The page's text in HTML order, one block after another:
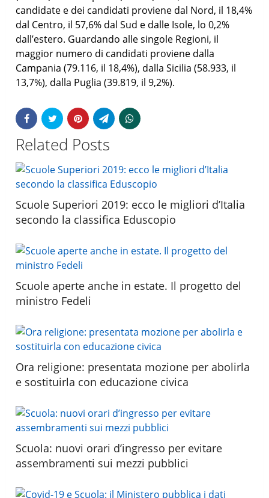
candidate e dei candidati proviene dal Nord, il 18,4%
dal Centro, il 57,6% dal Sud e dalle Isole, lo 0,2%
dall’estero. Guardando alle singole Regioni, il
maggior numero di candidati proviene dalla
Campania (79.116, il 18,4%), dalla Sicilia (58.933, il
13,7%), dalla Puglia (39.819, il 9,2%).
Related Posts
Scuole Superiori 2019: ecco le migliori d’Italia
secondo la classifica Eduscopio
Scuole aperte anche in estate. Il progetto del
ministro Fedeli
Ora religione: presentata mozione per abolirla
e sostituirla con educazione civica
Scuola: nuovi orari d’ingresso per evitare
assembramenti sui mezzi pubblici